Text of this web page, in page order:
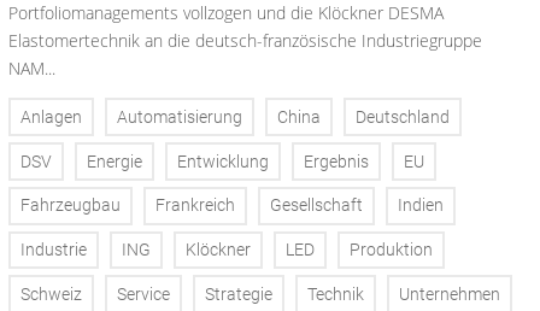
Portfoliomanagements vollzogen und die Klöckner DESMA
Elastomertechnik an die deutsch-französische Industriegruppe
NAM...
Anlagen Automatisierung China Deutschland
DSV Energie Entwicklung Ergebnis EU
Fahrzeugbau Frankreich Gesellschaft Indien
Industrie ING Klöckner LED Produktion
Schweiz Service Strategie Technik Unternehmen